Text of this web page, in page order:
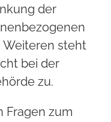
der
Weiteren steht
bei der
zu.
Fragen zum